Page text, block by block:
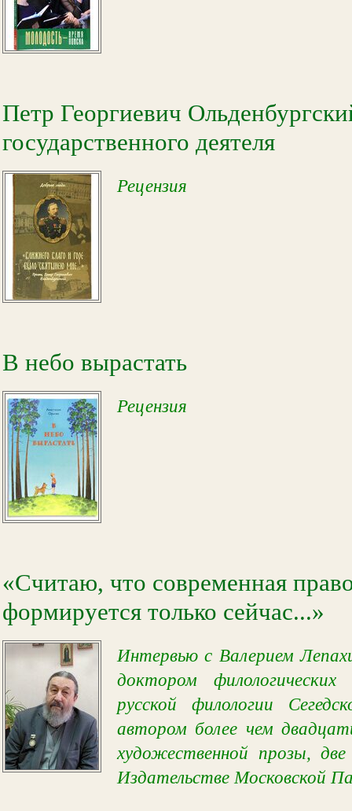
Петр Георгиевич
государственного деятеля
Рецензия
В небо вырастать
Рецензия
«Считаю, что современная
формируется только сейчас...»
Интервью с Валерием
доктором
русской филологии
автором более чем
художественной прозы,
Издательстве Московской